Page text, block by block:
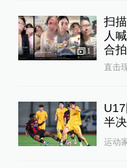
1
扫
人
合
直击
半
运动